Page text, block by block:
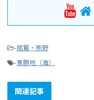
-尾鷲・熊野
-景勝地（海）
関連記事